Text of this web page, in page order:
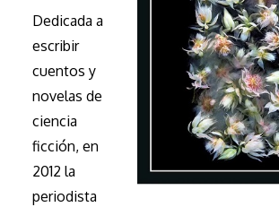
Dedicada a
escribir
cuentos y
novelas de
ciencia
ficción, en
2012 la
periodista